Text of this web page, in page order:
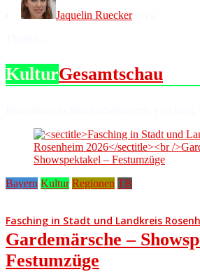
Jaquelin Rueckersays:
KulturGesamtschau
Bayern Kultur Regionen TB
Fasching in Stadt und Landkreis
Gardemärsche –
Festumzüge